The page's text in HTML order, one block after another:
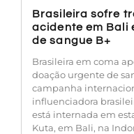
Brasileira sofre
acidente em Bali
de sangue B+
Brasileira em coma
doação urgente de
campanha
influenciadora
está internada em
Kuta, em Bali, na